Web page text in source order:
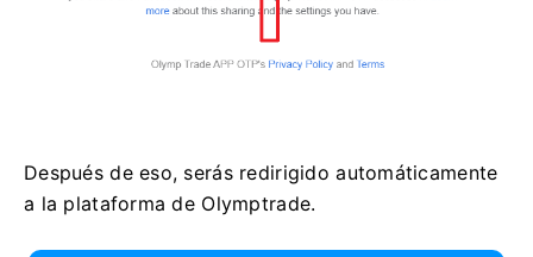
Después de eso, serás redirigido automáticamente
a la plataforma de Olymptrade.